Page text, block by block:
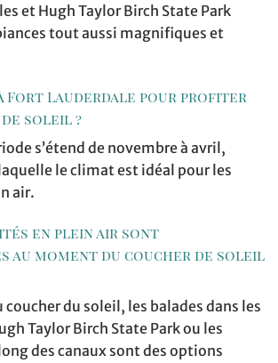
et Hugh Taylor Birch State Park
tout aussi magnifiques et
Fort Lauderdale pour profiter
soleil ?
s’étend de novembre à avril,
le climat est idéal pour les
air.
en plein air sont
au moment du coucher de soleil
coucher du soleil, les balades dans les
Taylor Birch State Park ou les
des canaux sont des options